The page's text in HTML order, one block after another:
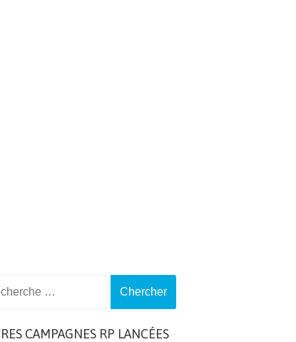
CAMPAGNES RP LANCÉES